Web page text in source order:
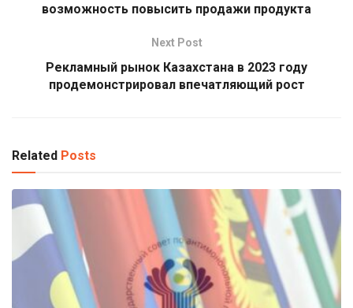
возможность повысить продажи продукта
Next Post
Рекламный рынок Казахстана в 2023 году
продемонстрировал впечатляющий рост
Related Posts